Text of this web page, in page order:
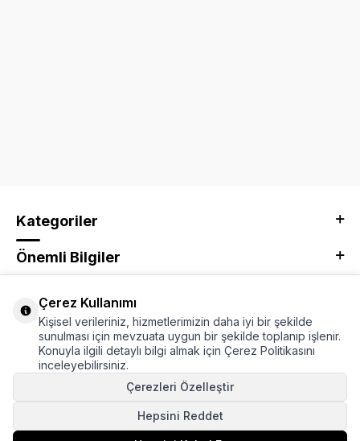
Kategoriler
Önemli Bilgiler
Kurumsal
Adres & İletişim
Çerez Kullanımı
Kişisel verileriniz, hizmetlerimizin daha iyi bir şekilde
sunulması için mevzuata uygun bir şekilde toplanıp işlenir.
Konuyla ilgili detaylı bilgi almak için Çerez Politikasını
inceleyebilirsiniz.
Çerezleri Özelleştir
Hepsini Reddet